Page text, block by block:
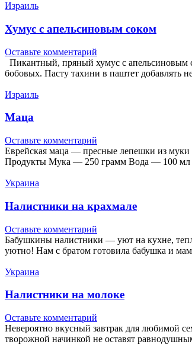
Израиль
Хумус с апельсиновым соком
Оставьте комментарий
Пикантный, пряный хумус с апельсиновым
бобовых. Пасту тахини в паштет добавлять
Израиль
Маца
Оставьте комментарий
Еврейская маца — пресные лепешки из муки
Продукты Мука — 250 грамм Вода — 100
Украина
Налистники на крахмале
Оставьте комментарий
Бабушкины налистники — уют на кухне,
уютно! Нам с братом готовила бабушка и
Украина
Налистники на молоке
Оставьте комментарий
Невероятно вкусный завтрак для любимой
творожной начинкой не оставят